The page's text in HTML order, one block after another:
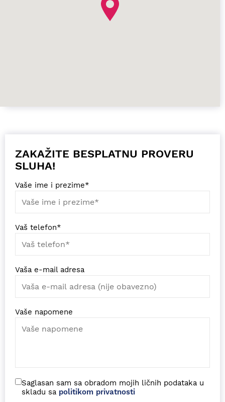
ZAKAŽITE BESPLATNU PROVERU
SLUHA!
Vaše ime i prezime*
Vaš telefon*
Vaša e-mail adresa
Vaše napomene
Saglasan sam sa obradom mojih ličnih podataka u
skladu sa politikom privatnosti